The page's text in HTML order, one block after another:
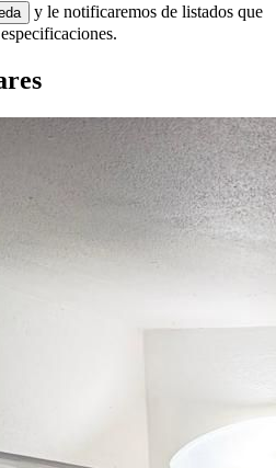
y le notificaremos de listados que